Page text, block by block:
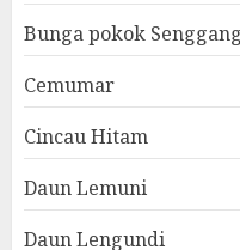
Bunga pokok Senggang
Cemumar
Cincau Hitam
Daun Lemuni
Daun Lengundi